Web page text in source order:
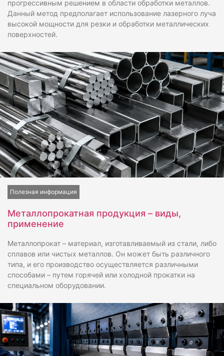
прогрессивным решением в области обработки металлов.
Данный метод предполагает использование лазерного луча
высокой мощности для резки и обработки металлических
поверхностей.
Полезная информация
Металлопрокатная продукция – виды,
применение
Металлопрокат – материал, изготавливаемый из стали, либо
сплавов или чистых металлов. Он может быть различного
типа, и его производство осуществляется различными
способами – путем горячей или холодной прокатки на
специальном оборудовании.